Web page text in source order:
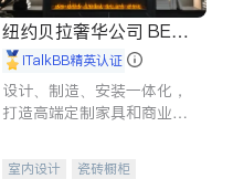
纽约贝拉奢华公司 BELL
A LUXE
iTalkBB精英认证
设计、制造、安装一体化，
打造高端定制家具和商业空
室内设计
瓷砖橱柜